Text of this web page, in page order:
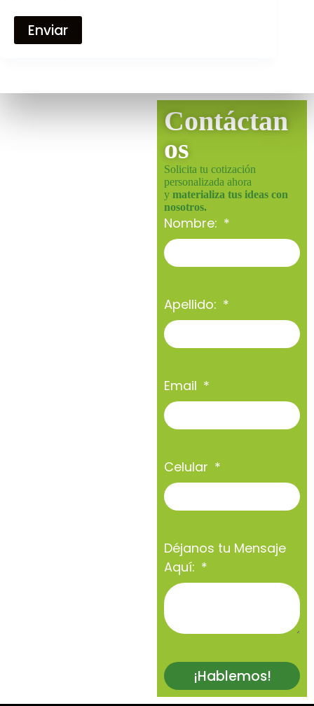
Enviar
Contáctan
os
Solicita tu cotización
personalizada ahora
y materializa tus ideas con
nosotros.
Nombre:
Apellido:
Email
Celular
Déjanos tu Mensaje
Aquí:
¡Hablemos!